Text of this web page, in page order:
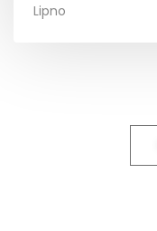
Lipno